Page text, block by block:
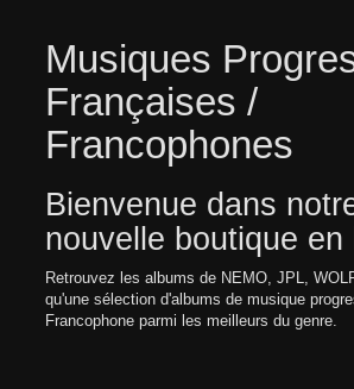
Musiques
Françaises /
Francophones
Bienvenue dans
nouvelle boutique en
Retrouvez les albums de NEMO, JPL,
qu'une sélection d'albums de musique
Francophone parmi les meilleurs du genre.